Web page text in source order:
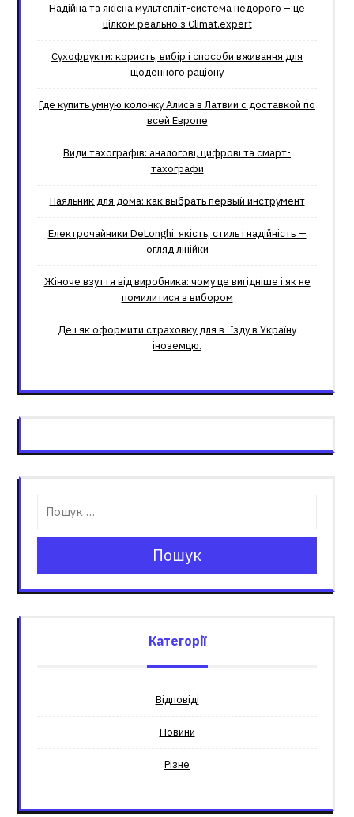
Надійна та якісна мультспліт-система недорого – це
цілком реально з Climat.еxpert
Сухофрукти: користь, вибір і способи вживання для
щоденного раціону
Где купить умную колонку Алиса в Латвии с доставкой по
всей Европе
Види тахографів: аналогові, цифрові та смарт-
тахографи
Паяльник для дома: как выбрать первый инструмент
Електрочайники DeLonghi: якість, стиль і надійність —
огляд лінійки
Жіноче взуття від виробника: чому це вигідніше і як не
помилитися з вибором
Де і як оформити страховку для вʼїзду в Україну
іноземцю.
Пошук
Категорії
Відповіді
Новини
Різне